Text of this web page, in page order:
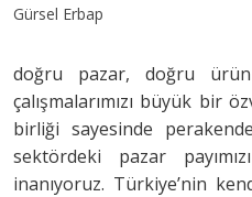
Gürsel Erbap
doğru pazar, doğru
çalışmalarımızı büyük bir
birliği sayesinde
sektördeki pazar
inanıyoruz. Türkiye’nin